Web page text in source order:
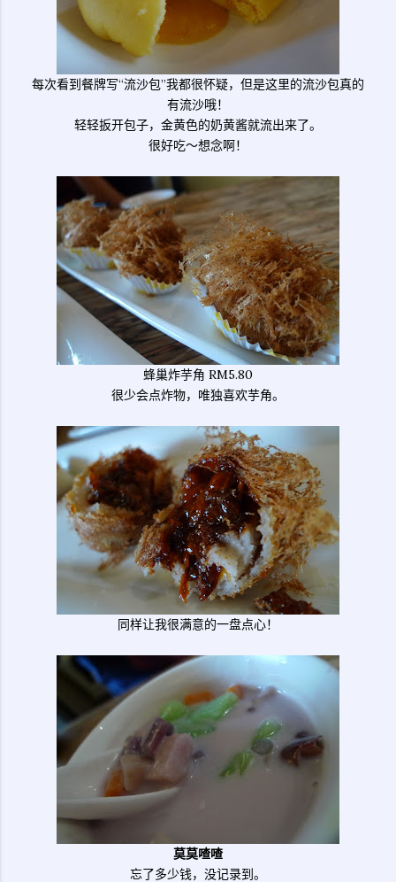
每次看到餐牌写“流沙包”我都很怀疑，但是这里的流沙包真的
有流沙哦！
轻轻扳开包子，金黄色的奶黄酱就流出来了。
很好吃～想念啊！
蜂巢炸芋角 RM5.80
很少会点炸物，唯独喜欢芋角。
同样让我很满意的一盘点心！
莫莫喳喳
忘了多少钱，没记录到。